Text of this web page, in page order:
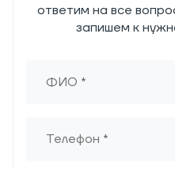
ответим на все
запишем к